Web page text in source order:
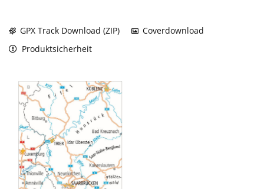
GPX Track Download (ZIP)
Coverdownload
Produktsicherheit